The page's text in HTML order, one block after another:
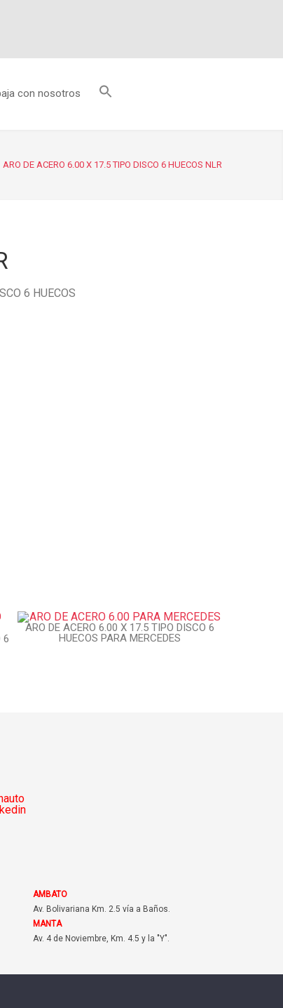
con nosotros
ARO DE ACERO 6.00 X 17.5 TIPO DISCO 6 HUECOS NLR
6
ARO DE ACERO 6.00 X 17.5 TIPO DISCO 6
HUECOS PARA MERCEDES
AMBATO
Av. Bolivariana Km. 2.5 vía a Baños.
MANTA
Av. 4 de Noviembre, Km. 4.5 y la "Y".